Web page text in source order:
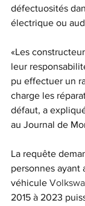
défectuosités
électrique ou
«Les
leur
pu effectuer un
charge les
défaut, a
au Journal de
La requête
personnes ayant
véhicule
2015 à 2023